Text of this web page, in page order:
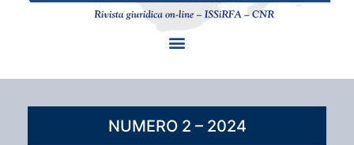
NUMERO 2 – 2024